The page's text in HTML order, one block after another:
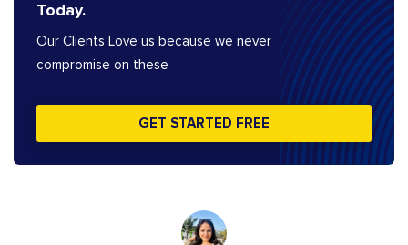
Today.
Our Clients Love us because we never
compromise on these
GET STARTED FREE